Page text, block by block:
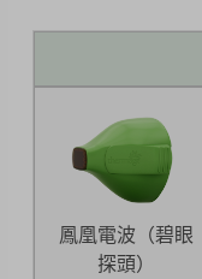
鳳凰電波（碧眼
探頭）